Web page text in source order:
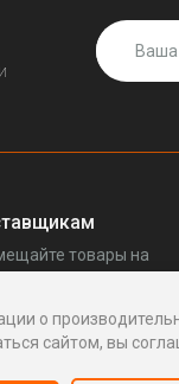
товары на
работает
о
сайтом, вы